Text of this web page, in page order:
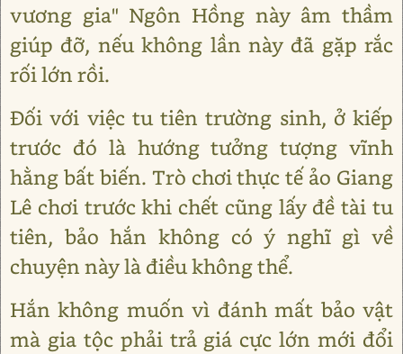
vương gia" Ngôn Hồng này âm thầm
giúp đỡ, nếu không lần này đã gặp rắc
rối lớn rồi.
Đối với việc tu tiên trường sinh, ở kiếp
trước đó là hướng tưởng tượng vĩnh
hằng bất biến. Trò chơi thực tế ảo Giang
Lê chơi trước khi chết cũng lấy đề tài tu
tiên, bảo hắn không có ý nghĩ gì về
chuyện này là điều không thể.
Hắn không muốn vì đánh mất bảo vật
mà gia tộc phải trả giá cực lớn mới đổi